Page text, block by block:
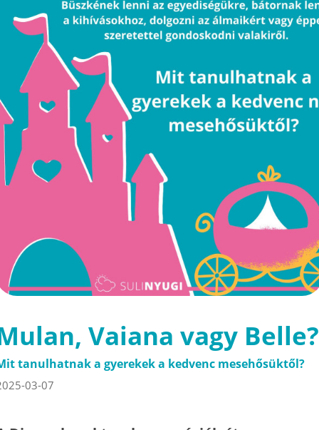
Vaiana vagy Belle?
tanulhatnak a gyerekek a kedvenc mesehősüktől?
03-07